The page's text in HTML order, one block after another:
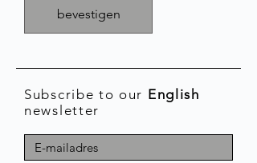
bevestigen
Subscribe to our English
newsletter